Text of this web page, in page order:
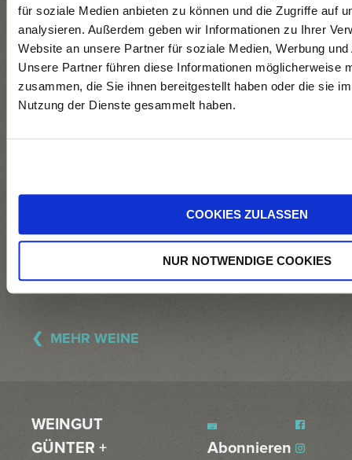
für soziale Medien anbieten zu können und die Zugriffe auf
analysieren. Außerdem geben wir Informationen zu Ihrer
Website an unsere Partner für soziale Medien, Werbung
Unsere Partner führen diese Informationen möglicherweise
zusammen, die Sie ihnen bereitgestellt haben oder die sie
Nutzung der Dienste gesammelt haben.
COOKIES ZULASSEN
NUR NOTWENDIGE COOKIES
Geerntet Ende
August 2024.
Rebeln,
Mostklärung,
gekühlte Gärung
MEHR WEINE
WEINGUT
GÜNTER +
Abonnieren